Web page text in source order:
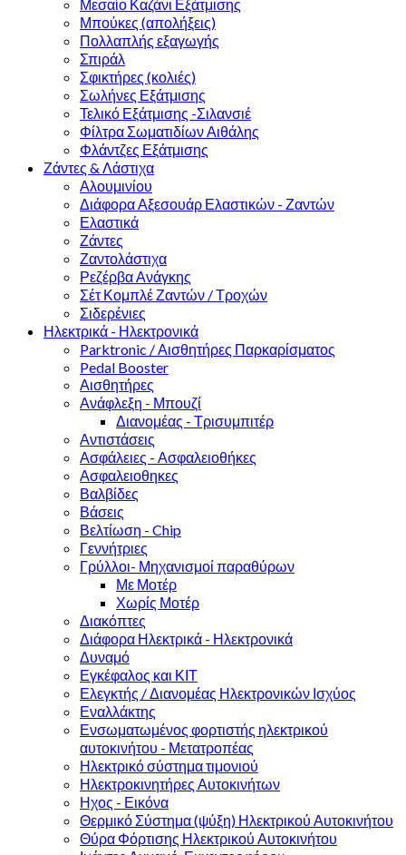
Μεσαίο Καζάνι Εξάτμισης
Μπούκες (απολήξεις)
Πολλαπλής εξαγωγής
Σπιράλ
Σφικτήρες (κολιές)
Σωλήνες Εξάτμισης
Τελικό Εξάτμισης -Σιλανσιέ
Φίλτρα Σωματιδίων Αιθάλης
Φλάντζες Εξάτμισης
Ζάντες & Λάστιχα
Αλουμινίου
Διάφορα Αξεσουάρ Ελαστικών - Ζαντών
Ελαστικά
Ζάντες
Ζαντολάστιχα
Ρεζέρβα Ανάγκης
Σέτ Κομπλέ Ζαντών / Τροχών
Σιδερένιες
Ηλεκτρικά - Ηλεκτρονικά
Parktronic / Αισθητήρες Παρκαρίσματος
Pedal Booster
Αισθητήρες
Ανάφλεξη - Μπουζί
Διανομέας - Τρισυμπιτέρ
Αντιστάσεις
Ασφάλειες - Ασφαλειοθήκες
Ασφαλειοθηκες
Βαλβίδες
Βάσεις
Βελτίωση - Chip
Γεννήτριες
Γρύλλοι- Μηχανισμοί παραθύρων
Με Μοτέρ
Χωρίς Μοτέρ
Διακόπτες
Διάφορα Ηλεκτρικά - Ηλεκτρονικά
Δυναμό
Εγκέφαλος και ΚΙΤ
Ελεγκτής / Διανομέας Ηλεκτρονικών Ισχύος
Εναλλάκτης
Ενσωματωμένος φορτιστής ηλεκτρικού
αυτοκινήτου - Μετατροπέας
Ηλεκτρικό σύστημα τιμονιού
Ηλεκτροκινητήρες Αυτοκινήτων
Ηχος - Εικόνα
Θερμικό Σύστημα (ψύξη) Ηλεκτρικού Αυτοκινήτου
Θύρα Φόρτισης Ηλεκτρικού Αυτοκινήτου